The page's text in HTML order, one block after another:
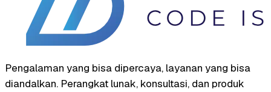
Pengalaman yang bisa dipercaya, layanan yang bisa
diandalkan. Perangkat lunak, konsultasi, dan produk